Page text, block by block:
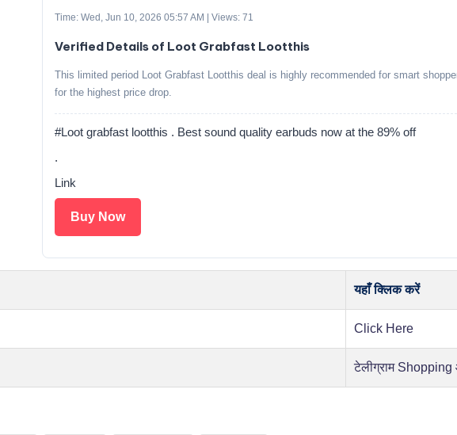
Time: Wed, Jun 10, 2026 05:57 AM | Views: 71
Verified Details of Loot Grabfast Lootthis
This limited period Loot Grabfast Lootthis deal is highly recommended for smart
for the highest price drop.
#Loot grabfast lootthis . Best sound quality earbuds now at the 89% off
.
Link
Buy Now
यहाँ क्लिक करें
Click Here
टेलीग्राम